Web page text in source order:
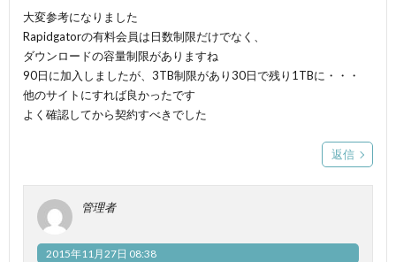
大変参考になりました
Rapidgatorの有料会員は日数制限だけでなく、
ダウンロードの容量制限がありますね
90日に加入しましたが、3TB制限があり30日で残り1TBに・・・
他のサイトにすれば良かったです
よく確認してから契約すべきでした
返信
管理者
2015年11月27日 08:38